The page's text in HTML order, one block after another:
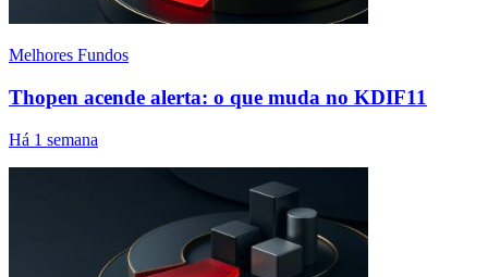
Melhores Fundos
Thopen acende alerta: o que muda no KDIF11
Há 1 semana